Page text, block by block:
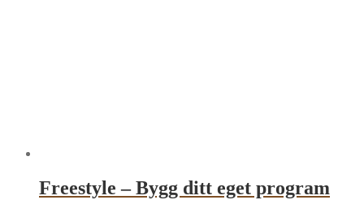
Freestyle – Bygg ditt eget program